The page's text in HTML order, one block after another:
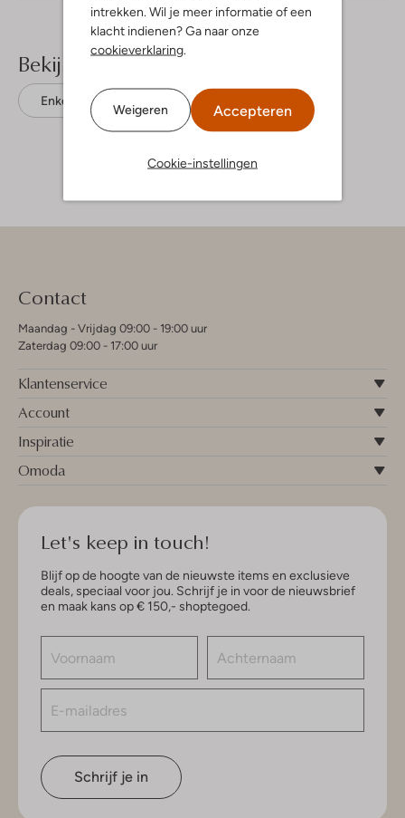
intrekken. Wil je meer informatie of een
klacht indienen? Ga naar onze
cookieverklaring
Weigeren Accepteren
Cookie-instellingen
Bekijk meer
Enkelboots Blackstone
Contact
Maandag - Vrijdag 09:00 - 19:00 uur
Zaterdag 09:00 - 17:00 uur
Klantenservice
Account
Inspiratie
Omoda
Let's keep in touch!
Blijf op de hoogte van de nieuwste items en exclusieve
deals, speciaal voor jou. Schrijf je in voor de nieuwsbrief
en maak kans op € 150,- shoptegoed.
Schrijf je in